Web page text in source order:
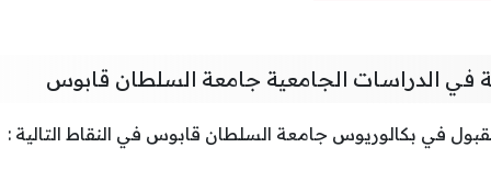
في الدراسات الجامعية جامعة السلطان قابوس
في بكالوريوس جامعة السلطان قابوس في النقاط التالية :